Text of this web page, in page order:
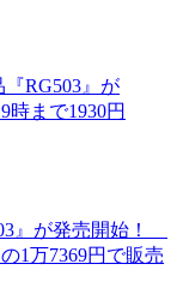
』が発売開始！
1万7369円で販売